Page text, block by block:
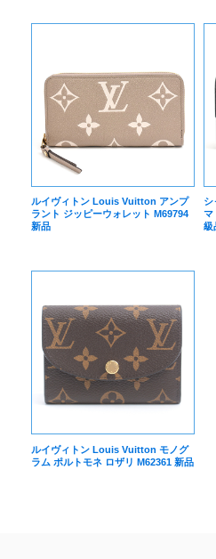
ルイヴィトン Louis Vuitton アンプ
ラント ジッピーウォレット M69794
新品
シ
マ
級
ルイヴィトン Louis Vuitton モノグ
ラム ポルトモネ ロザリ M62361 新品